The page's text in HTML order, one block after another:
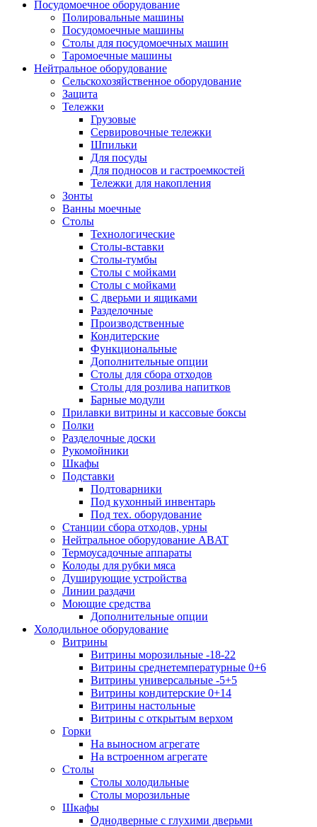
Посудомоечное оборудование
Полировальные машины
Посудомоечные машины
Столы для посудомоечных машин
Таромоечные машины
Нейтральное оборудование
Сельскохозяйственное оборудование
Защита
Тележки
Грузовые
Сервировочные тележки
Шпильки
Для посуды
Для подносов и гастроемкостей
Тележки для накопления
Зонты
Ванны моечные
Столы
Технологические
Столы-вставки
Столы-тумбы
Столы с мойками
Столы с мойками
С дверьми и ящиками
Разделочные
Производственные
Кондитерские
Функциональные
Дополнительные опции
Столы для сбора отходов
Столы для розлива напитков
Барные модули
Прилавки витрины и кассовые боксы
Полки
Разделочные доски
Рукомойники
Шкафы
Подставки
Подтоварники
Под кухонный инвентарь
Под тех. оборудование
Cтанции сбора отходов, урны
Нейтральное оборудование ABAT
Термоусадочные аппараты
Колоды для рубки мяса
Душирующие устройства
Линии раздачи
Моющие средства
Дополнительные опции
Холодильное оборудование
Витрины
Витрины морозильные -18-22
Витрины среднетемпературные 0+6
Витрины универсальные -5+5
Витрины кондитерские 0+14
Витрины настольные
Витрины с открытым верхом
Горки
На выносном агрегате
На встроенном агрегате
Столы
Столы холодильные
Столы морозильные
Шкафы
Однодверные с глухими дверьми